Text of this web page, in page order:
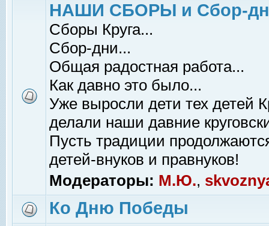
НАШИ СБОРЫ и Сбор-
Сборы Круга...
Сбор-дни...
Общая радостная работа...
Как давно это было...
Уже выросли дети тех детей
делали наши давние
Пусть традиции
детей-внуков и правнуков!
Модераторы: М.Ю.,
Ко Дню Победы